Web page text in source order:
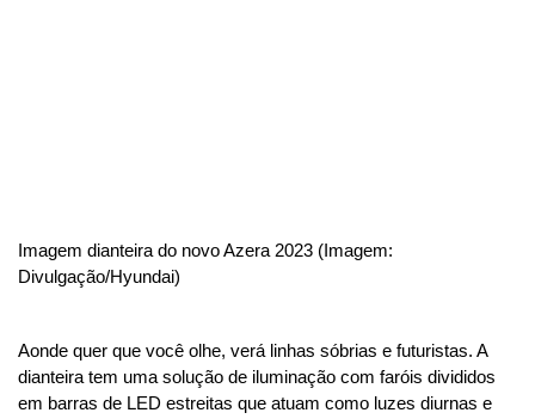
Imagem dianteira do novo Azera 2023 (Imagem:
Divulgação/Hyundai)
Aonde quer que você olhe, verá linhas sóbrias e futuristas. A
dianteira tem uma solução de iluminação com faróis divididos
em barras de LED estreitas que atuam como luzes diurnas e